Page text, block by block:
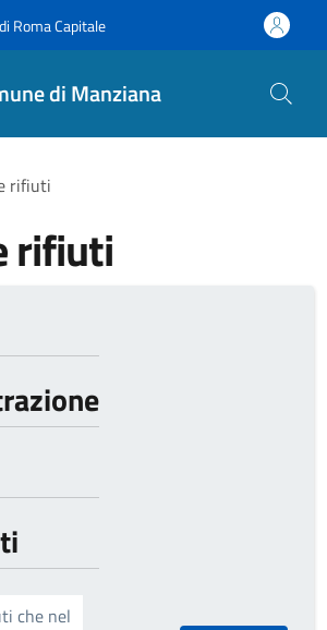
Roma Capitale
di Manziana
rifiuti
rifiuti
che nel